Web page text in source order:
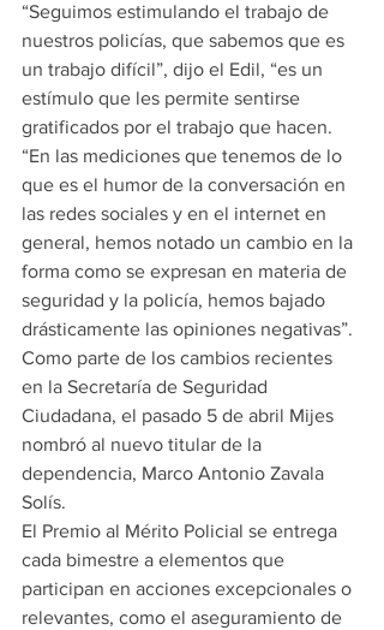
“Seguimos estimulando el trabajo de
nuestros policías, que sabemos que es
un trabajo difícil”, dijo el Edil, “es un
estímulo que les permite sentirse
gratificados por el trabajo que hacen.
“En las mediciones que tenemos de lo
que es el humor de la conversación en
las redes sociales y en el internet en
general, hemos notado un cambio en la
forma como se expresan en materia de
seguridad y la policía, hemos bajado
drásticamente las opiniones negativas”.
Como parte de los cambios recientes
en la Secretaría de Seguridad
Ciudadana, el pasado 5 de abril Mijes
nombró al nuevo titular de la
dependencia, Marco Antonio Zavala
Solís.
El Premio al Mérito Policial se entrega
cada bimestre a elementos que
participan en acciones excepcionales o
relevantes, como el aseguramiento de